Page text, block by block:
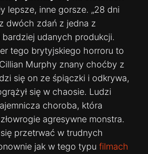
lepsze, inne gorsze. „28 dni
dwóch zdań z jedna z
udanych produkcji.
tego brytyjskiego horroru to
Murphy znany choćby z
się on ze śpiączki i odkrywa,
się w chaosie. Ludzi
choroba, która
agresywne monstra.
przetrwać w trudnych
jak w tego typu filmach